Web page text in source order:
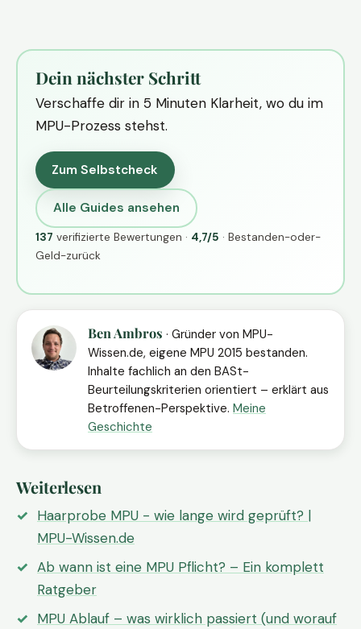
Dein nächster Schritt
Verschaffe dir in 5 Minuten Klarheit, wo du im
MPU-Prozess stehst.
Zum Selbstcheck
Alle Guides ansehen
137 verifizierte Bewertungen · 4,7/5 · Bestanden-oder-
Geld-zurück
Ben Ambros · Gründer von MPU-
Wissen.de, eigene MPU 2015 bestanden.
Inhalte fachlich an den BASt-
Beurteilungskriterien orientiert – erklärt aus
Betroffenen-Perspektive. Meine
Geschichte
Weiterlesen
Haarprobe MPU - wie lange wird geprüft? |
MPU-Wissen.de
Ab wann ist eine MPU Pflicht? – Ein komplett
Ratgeber
MPU Ablauf – was wirklich passiert (und worauf